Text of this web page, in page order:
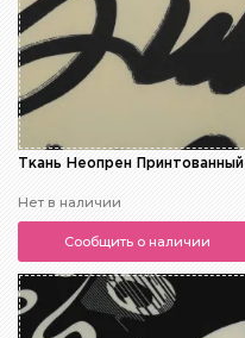
Ткань Неопрен Принтованный
Нет в наличии
Сообщить о наличии